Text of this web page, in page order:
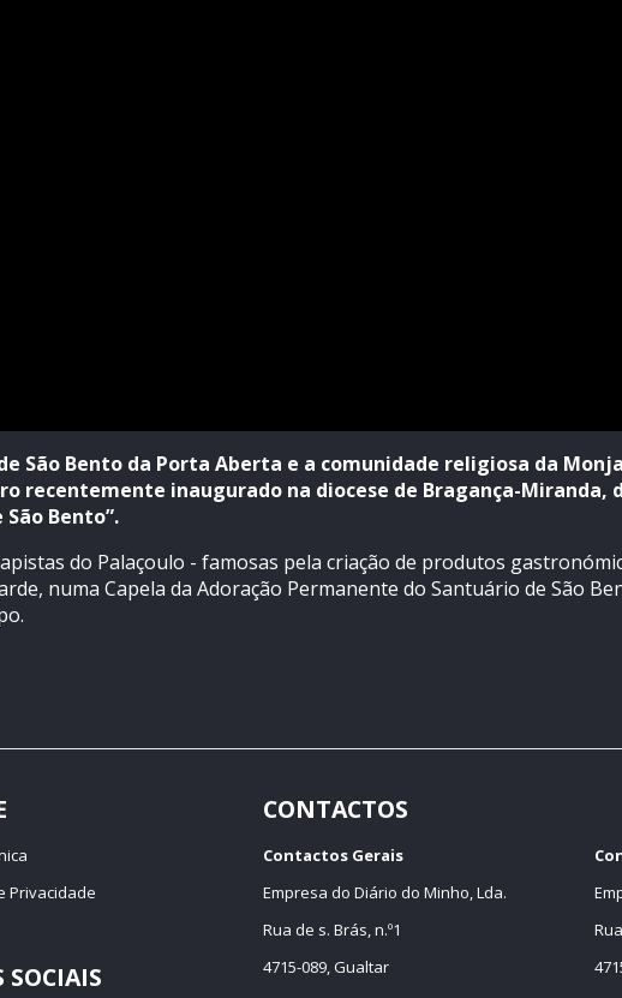
São Bento da Porta Aberta e a comunidade religiosa da
recentemente inaugurado na diocese de Bragança-Miranda,
Bento”.
do Palaçoulo - famosas pela criação de produtos
numa Capela da Adoração Permanente do Santuário de São
Privacidade
SOCIAIS
CONTACTOS
Contactos Gerais
Empresa do Diário do Minho, Lda.
Rua de s. Brás, n.º1
4715-089, Gualtar